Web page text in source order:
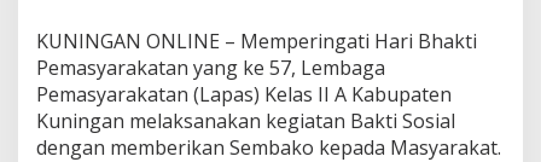
KUNINGAN ONLINE – Memperingati Hari Bhakti
Pemasyarakatan yang ke 57, Lembaga
Pemasyarakatan (Lapas) Kelas II A Kabupaten
Kuningan melaksanakan kegiatan Bakti Sosial
dengan memberikan Sembako kepada Masyarakat.